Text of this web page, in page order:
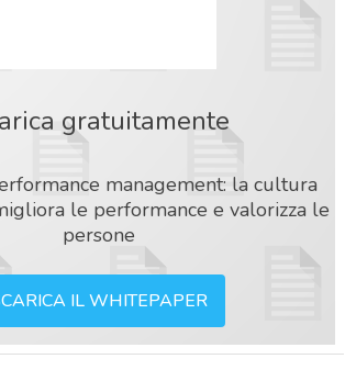
gratuitamente
management: la cultura
le performance e valorizza le
persone
IL WHITEPAPER